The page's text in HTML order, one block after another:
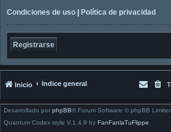
Condiciones de uso
Política de privacidad
Registrarse
Inicio Índice general
Desarrollado por phpBB® Forum Software © phpBB Limited
Quantum Codex style V.1.4.9 by FanFanlaTuFlippe